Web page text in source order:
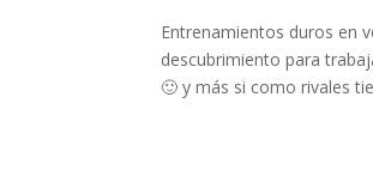
Entrenamientos duros en
descubrimiento para
🙂 y más si como rivales